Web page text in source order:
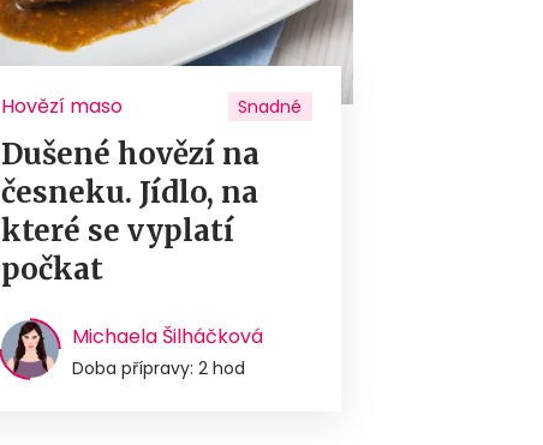
Hovězí maso Snadné
Dušené hovězí na
česneku. Jídlo, na
které se vyplatí
počkat
Michaela Šilháčková
Doba přípravy: 2 hod